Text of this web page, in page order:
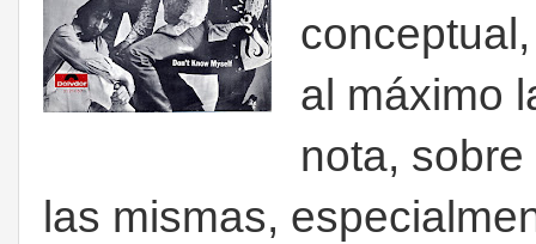
al máximo
nota,
las mismas,